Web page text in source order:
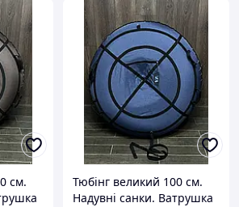
см.
Тюбінг великий 100 см.
Надувні санки. Ватрушка